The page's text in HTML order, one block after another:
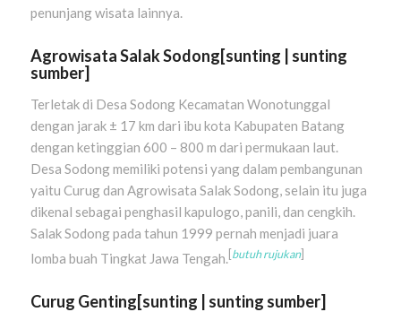
penunjang wisata lainnya.
Agrowisata Salak Sodong[sunting
sunting
sumber]
Terletak di Desa Sodong Kecamatan Wonotunggal
dengan jarak ± 17 km dari ibu kota Kabupaten Batang
dengan ketinggian 600 – 800 m dari permukaan laut.
Desa Sodong memiliki potensi yang dalam pembangunan
yaitu Curug dan Agrowisata Salak Sodong, selain itu juga
dikenal sebagai penghasil kapulogo, panili, dan cengkih.
Salak Sodong pada tahun 1999 pernah menjadi juara
lomba buah Tingkat Jawa Tengah.[butuh rujukan]
Curug Genting[sunting | sunting sumber]